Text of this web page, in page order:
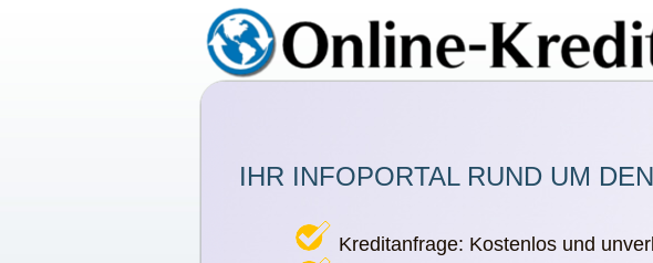
IHR INFOPORTAL RUND UM
Kreditanfrage: Kostenlos und